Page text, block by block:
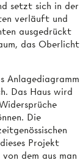
setzt sich in der
verläuft und
ausgedrückt
das Oberlicht
Anlagediagramm
Das Haus wird
Die
Projekt
dem aus man